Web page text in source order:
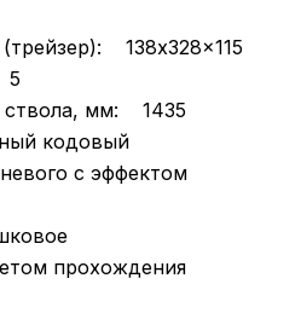
138x328x115
5
ствола, мм: 1435
кодовый
с эффектом
прохождения